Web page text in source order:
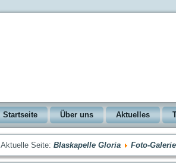
Startseite Über uns Aktuelles
Aktuelle Seite: Blaskapelle Gloria Foto-Galerie